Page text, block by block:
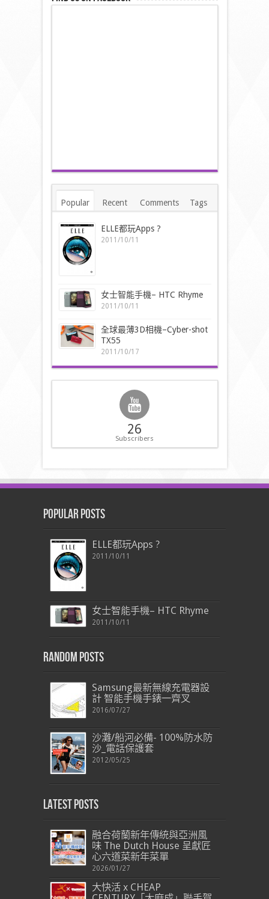
Popular Recent Comments Tags
ELLE都玩Apps ?
2011/10/11
女士智能手機– HTC Rhyme
2011/10/11
全球最薄3D相機–Cyber-shot
TX55
2011/10/17
26
Subscribers
Popular Posts
ELLE都玩Apps ?
2011/10/11
女士智能手機– HTC Rhyme
2011/10/11
Random Posts
Samsung最新無線充電器設
計 智能手機手錶一齊叉
2016/07/27
沙灘/船河必備- 100%防水防
沙_電話保護套
2012/05/25
Latest Posts
融合荷蘭新年傳統與亞洲風
味 The Dutch House 呈獻匠
心六道菜新年菜單
2026/01/27
大快活 x CHEAP